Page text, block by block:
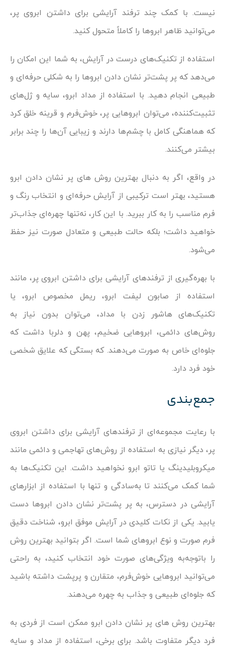
نیست. با کمک چند ترفند آرایشی برای داشتن ابروی پر،
می‌توانید ظاهر ابروها را کاملاً متحول کنید.
استفاده از تکنیک‌های درست در آرایش، به شما این امکان را
می‌دهد که پر پشت‌تر نشان دادن ابروها را به شکلی حرفه‌ای و
طبیعی انجام دهید. با استفاده از مداد ابرو، سایه و ژل‌های
تثبیت‌کننده، می‌توان ابروهایی پر، خوش‌فرم و قرینه خلق کرد
که هماهنگی کامل با چشم‌ها دارند و زیبایی آن‌ها را چند برابر
بیشتر می‌کنند.
در واقع، اگر به دنبال بهترین روش های پر نشان دادن ابرو
هستید، بهتر است ترکیبی از آرایش حرفه‌ای و انتخاب رنگ و
فرم مناسب را به کار ببرید. با این کار، نه‌تنها چهره‌ای جذاب‌تر
خواهید داشت؛ بلکه حالت طبیعی و متعادل صورت نیز حفظ
می‌شود.
با بهره‌گیری از ترفندهای آرایشی برای داشتن ابروی پر، مانند
استفاده از صابون لیفت ابرو، ریمل مخصوص ابرو، یا
تکنیک‌های هاشور زدن با مداد، می‌توان بدون نیاز به
روش‌های دائمی، ابروهایی ضخیم، پهن و دلربا داشت که
جلوه‌ای خاص به صورت می‌دهند. که بستگی که علایق شخصی
خود فرد دارد.
جمع‌بندی
با رعایت مجموعه‌ای از ترفندهای آرایشی برای داشتن ابروی
پر، دیگر نیازی به استفاده از روش‌های تهاجمی و دائمی مانند
میکروبلیدینگ یا تاتو ابرو نخواهید داشت. این تکنیک‌ها به
شما کمک می‌کنند تا به‌سادگی و تنها با استفاده از ابزارهای
آرایشی در دسترس، به پر پشت‌تر نشان دادن ابروها دست
یابید. یکی از نکات کلیدی در آرایش موفق ابرو، شناخت دقیق
فرم صورت و نوع ابروهای شما است. اگر بتوانید بهترین روش
را باتوجه‌به ویژگی‌های صورت خود انتخاب کنید، به راحتی
می‌توانید ابروهایی خوش‌فرم، متقارن و پرپشت داشته باشید
که جلوه‌ای طبیعی و جذاب به چهره می‌دهند.
بهترین روش های پر نشان دادن ابرو ممکن است از فردی به
فرد دیگر متفاوت باشد. برای برخی، استفاده از مداد و سایه